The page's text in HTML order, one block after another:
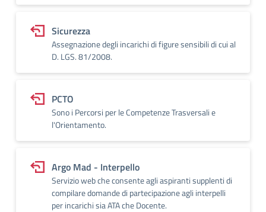
Sicurezza
Assegnazione degli incarichi di figure sensibili di cui al
D. LGS. 81/2008.
PCTO
Sono i Percorsi per le Competenze Trasversali e
l'Orientamento.
Argo Mad - Interpello
Servizio web che consente agli aspiranti supplenti di
compilare domande di partecipazione agli interpelli
per incarichi sia ATA che Docente.